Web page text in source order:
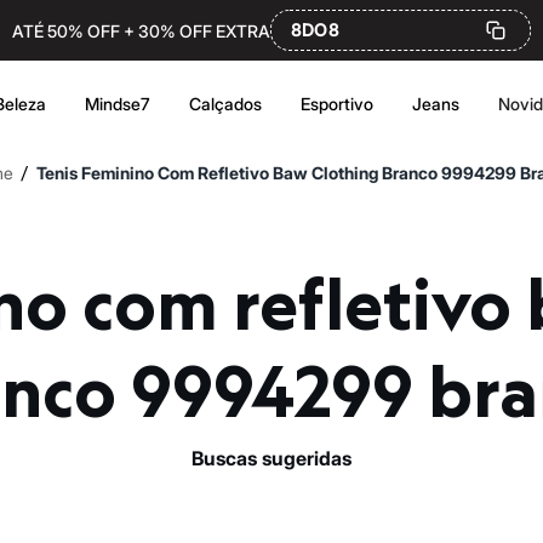
ATÉ 50% OFF + 30% OFF EXTRA 8DO8
Mindse7 Calçados Esportivo Jeans
/ Tenis Feminino Com Refletivo Baw Clothing Branco 9994299
9994299
buscas sugeridas